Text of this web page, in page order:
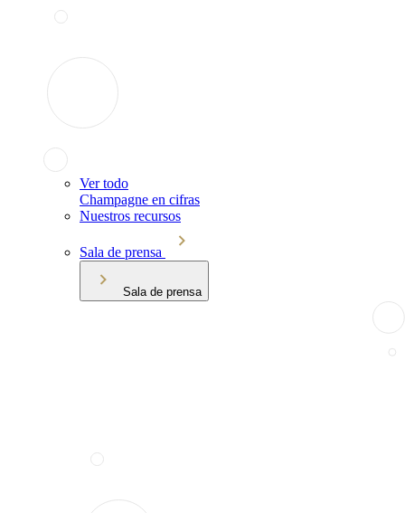
Ver todo
Champagne en cifras
Nuestros recursos
Sala de prensa
Sala de prensa